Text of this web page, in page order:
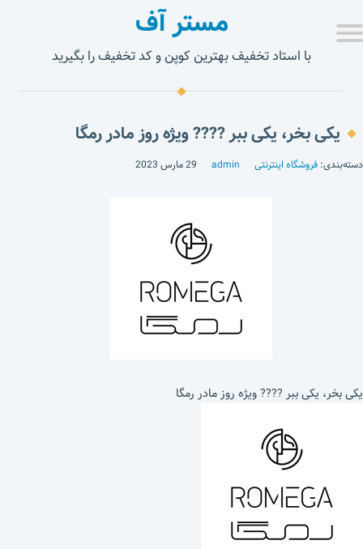
مستر آف
با استاد تخفیف بهترین کوپن و کد تخفیف را بگیرید
یکی بخر، یکی ببر ???? ویژه روز مادر رمگا
دسته‌بندی: فروشگاه اینترنتی admin 29 مارس 2023
یکی بخر، یکی ببر ???? ویژه روز مادر رمگا